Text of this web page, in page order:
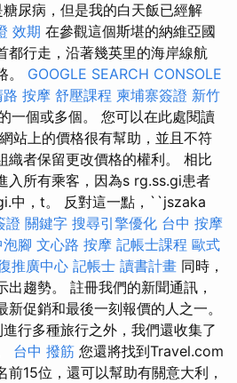
糖尿病，但是我的白天飯已經解
效期 在參觀這個斯堪的納維亞國
都行走，沿著幾英里的海岸線航
。 GOOGLE SEARCH CONSOLE
路 按摩 舒壓課程 柬埔寨簽證 新竹
一個或多個。 您可以在此處閱讀
站上的價格很有幫助，並且不符
織者保留更改價格的權利。 相比
入所有乘客，因為s rg.ss.gi患者
中，t。 反對這一點，``jszaka
證 關鍵字 搜尋引擎優化 台中 按摩
泡腳 文心路 按摩 記帳士課程 歐式
推廣中心 記帳士 讀書計畫 同時，
趨勢。 註冊我們的新聞通訊，
促銷和最後一刻報價的人之一。
行多種旅行之外，我們還收集了
台中 撥筋 您還將找到Travel.com
15位，還可以幫助有關意大利，